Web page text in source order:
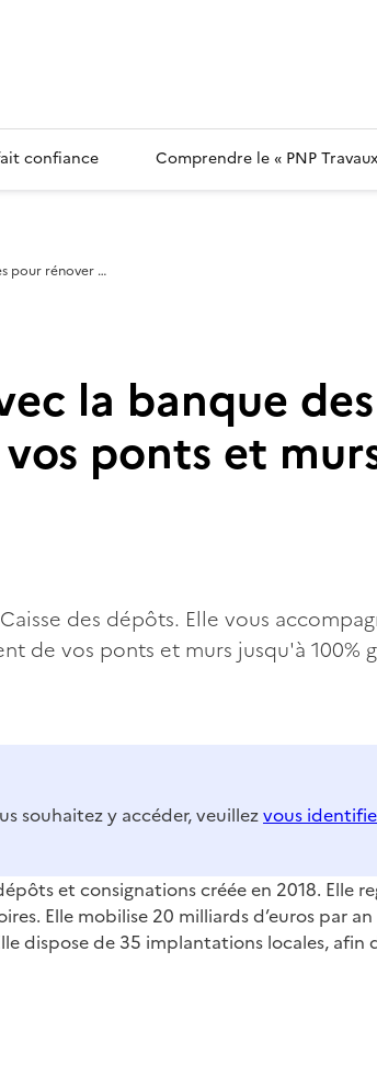
confiance Comprendre le « PNP
pour rénover …
la banque des
ponts et
des dépôts. Elle vous
de vos ponts et murs jusqu'à 100%
souhaitez y accéder, veuillezvous
et consignations créée en 2018. Elle
Elle mobilise 20 milliards d’euros par
dispose de 35 implantations locales, afin